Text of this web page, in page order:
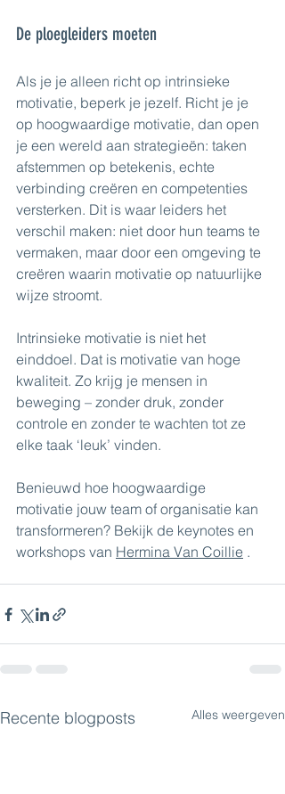
De ploegleiders moeten
Als je je alleen richt op intrinsieke
motivatie, beperk je jezelf. Richt je je
op hoogwaardige motivatie, dan open
je een wereld aan strategieën: taken
afstemmen op betekenis, echte
verbinding creëren en competenties
versterken. Dit is waar leiders het
verschil maken: niet door hun teams te
vermaken, maar door een omgeving te
creëren waarin motivatie op natuurlijke
wijze stroomt.
Intrinsieke motivatie is niet het
einddoel. Dat is motivatie van hoge
kwaliteit. Zo krijg je mensen in
beweging – zonder druk, zonder
controle en zonder te wachten tot ze
elke taak ‘leuk’ vinden.
Benieuwd hoe hoogwaardige
motivatie jouw team of organisatie kan
transformeren? Bekijk de keynotes en
workshops van Hermina Van Coillie .
Recente blogposts Alles weergeven